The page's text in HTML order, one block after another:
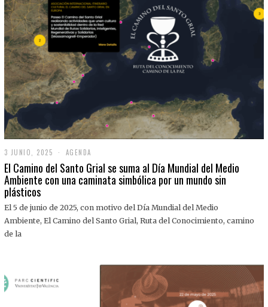
3 JUNIO, 2025
J
U
N
,
0
AGENDA
El Camino del Santo Grial se suma al Día Mundial del Medio
Ambiente con una caminata simbólica por un mundo sin
plásticos
El 5 de junio de 2025, con motivo del Día Mundial del Medio
Ambiente, El Camino del Santo Grial, Ruta del Conocimiento, camino
de la